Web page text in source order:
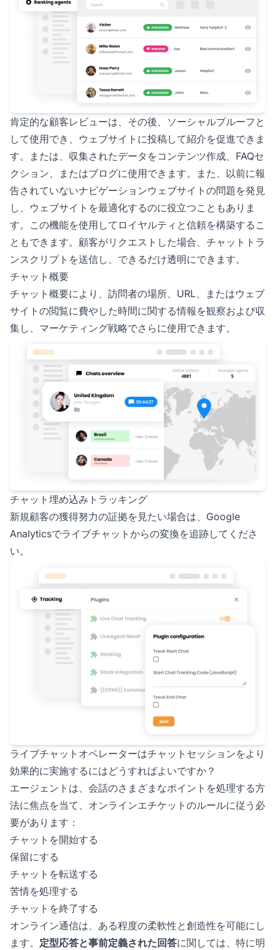
肯定的な顧客レビューは、その後、ソーシャルプルーフと
して使用でき、ウェブサイトに投稿して紹介を促進できま
す。または、収集されたデータをコンテンツ作成、FAQセ
クション、またはブログに使用できます。また、以前に報
告されていないナビゲーションウェブサイトの問題を発見
し、ウェブサイトを最適化するのに役立つこともありま
す。この機能を使用してロイヤルティと信頼を構築するこ
ともできます。顧客がリクエストした場合、チャットトラ
ンスクリプトを送信し、できるだけ透明にできます。
チャット概要
チャット概要により、訪問者の場所、URL、またはウェブ
サイトの閲覧に費やした時間に関する情報を観察および収
集し、マーケティング戦略でさらに使用できます。
チャット埋め込みトラッキング
新規顧客の獲得努力の証拠を見たい場合は、Google
Analyticsでライブチャットからの変換を追跡してくださ
い。
ライブチャットオペレーターはチャットセッションをより
効果的に実施するにはどうすればよいですか？
エージェントは、会話のさまざまなポイントを処理する方
法に焦点を当て、オンラインエチケットのルールに従う必
要があります：
チャットを開始する
保留にする
チャットを転送する
苦情を処理する
チャットを終了する
オンライン通信は、ある程度の柔軟性と創造性を可能にし
ます。 定型応答と事前定義された回答に関しては、特に明